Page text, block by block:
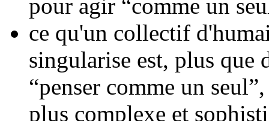
pour agir “comme un
ce qu'un collectif
singularise est, plus que
“penser comme un
plus complexe et